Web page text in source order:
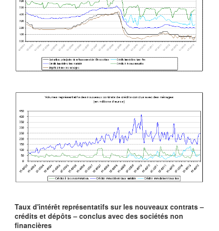
Taux d'intérêt représentatifs sur les nouveaux contrats –
crédits et dépôts – conclus avec des sociétés non
financières